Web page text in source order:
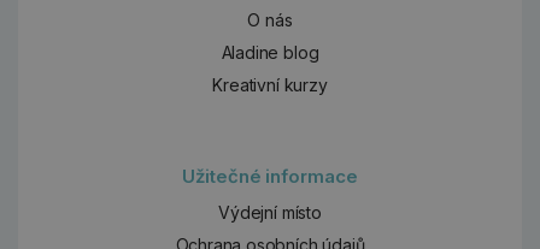
O nás
Aladine blog
Kreativní kurzy
Užitečné informace
Výdejní místo
Ochrana osobních údajů